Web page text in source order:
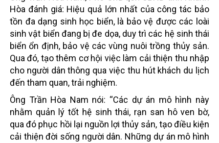
Hòa đánh giá: Hiệu quả lớn nhất của công tác bảo
tồn đa dạng sinh học biển, là bảo vệ được các loài
sinh vật biển đang bị đe dọa, duy trì các hệ sinh thái
biển ổn định, bảo vệ các vùng nuôi trồng thủy sản.
Qua đó, tạo thêm cơ hội việc làm cải thiện thu nhập
cho người dân thông qua việc thu hút khách du lịch
đến tham quan, trải nghiệm.
Ông Trần Hòa Nam nói: “Các dự án mô hình này
nhằm quản lý tốt hệ sinh thái, rạn san hô ven bờ,
qua đó phục hồi lại nguồn lợi thủy sản, tạo điều kiện
cải thiện đời sống người dân. Những dự án mô hình